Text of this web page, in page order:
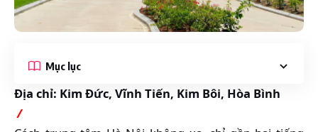
Mục lục
Địa chỉ: Kim Đức, Vĩnh Tiến, Kim Bôi, Hòa Bình
️ /